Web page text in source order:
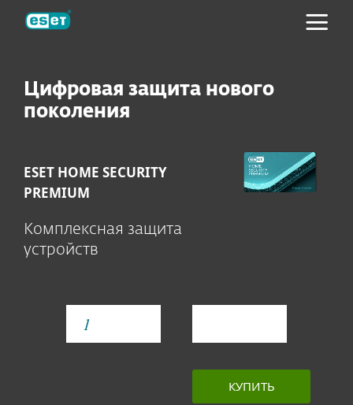
Цифровая защита нового
поколения
ESET HOME SECURITY
PREMIUM
Комплексная защита
устройств
КУПИТЬ
ESET